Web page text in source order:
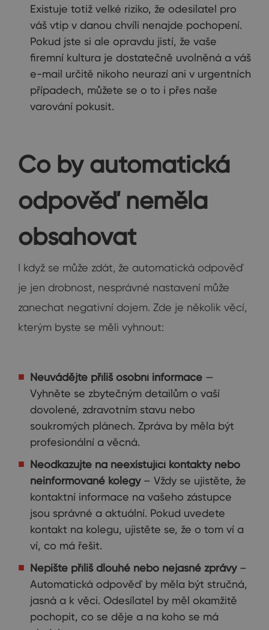
Existuje totiž velké riziko, že odesilatel pro
váš vtip v danou chvíli nenajde pochopení.
Pokud jste si ale opravdu jistí, že vaše
firemní kultura je dostatečně uvolněná a váš
e-mail určitě nikoho neurazí ani v urgentních
případech, můžete se o to i přes naše
varování pokusit.
Co by automatická
odpověď neměla
obsahovat
I když se může zdát, že automatická odpověď
je jen drobnost, nesprávné nastavení může
zanechat negativní dojem. Zde je několik věcí,
kterým byste se měli vyhnout:
Neuvádějte příliš osobní informace —
Vyhněte se zbytečným detailům o vaší
dovolené, zdravotním stavu nebo
soukromých plánech. Zpráva by měla být
profesionální a věcná.
Neodkazujte na neexistující kontakty nebo
neinformované kolegy– Vždy se ujistěte, že
kontaktní informace na vašeho zástupce
jsou správné a aktuální. Pokud uvedete
kontakt na kolegu, ujistěte se, že o tom ví a
ví, co má řešit.
Nepište příliš dlouhé nebo nejasné zprávy–
Automatická odpověď by měla být stručná,
jasná a k věci. Odesílatel by měl okamžitě
pochopit, co se děje a na koho se má